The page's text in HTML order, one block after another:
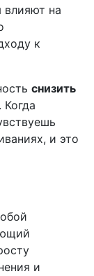
влияют на
к
снизить
. Когда
и это
и